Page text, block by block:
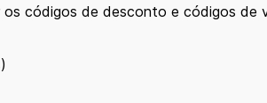
códigos de desconto e códigos de